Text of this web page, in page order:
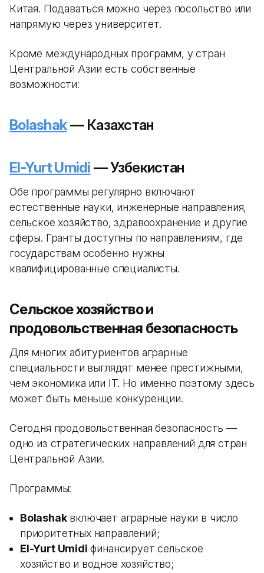
Китая. Подаваться можно через посольство или
напрямую через университет.
Кроме международных программ, у стран
Центральной Азии есть собственные
возможности:
Bolashak— Казахстан
El-Yurt Umidi — Узбекистан
Обе программы регулярно включают
естественные науки, инженерные направления,
сельское хозяйство, здравоохранение и другие
сферы. Гранты доступны по направлениям, где
государствам особенно нужны
квалифицированные специалисты.
Сельское хозяйство и
продовольственная безопасность
Для многих абитуриентов аграрные
специальности выглядят менее престижными,
чем экономика или IT. Но именно поэтому здесь
может быть меньше конкуренции.
Сегодня продовольственная безопасность —
одно из стратегических направлений для стран
Центральной Азии.
Программы:
Bolashakвключает аграрные науки в число
приоритетных направлений;
El-Yurt Umidi финансирует сельское
хозяйство и водное хозяйство;